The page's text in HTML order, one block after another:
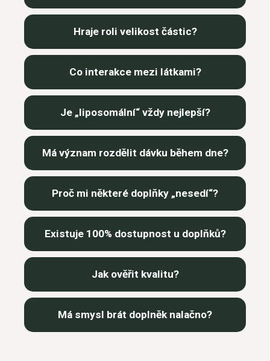
Hraje roli velikost částic?
Co interakce mezi látkami?
Je „liposomální“ vždy nejlepší?
Má význam rozdělit dávku během dne?
Proč mi některé doplňky „nesedí“?
Existuje 100% dostupnost u doplňků?
Jak ověřit kvalitu?
Má smysl brát doplněk nalačno?